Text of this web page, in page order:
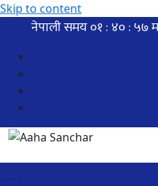
Skip to content